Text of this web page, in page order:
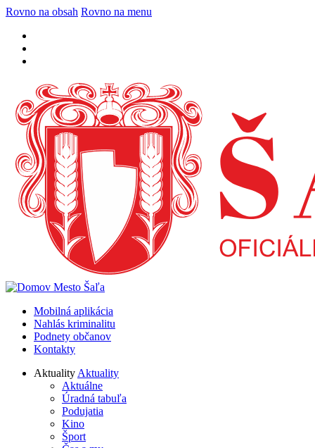
Rovno na obsah Rovno na menu
Mobilná aplikácia
Nahlás kriminalitu
Podnety občanov
Kontakty
AktualityAktuality
Aktuálne
Úradná tabuľa
Podujatia
Kino
Šport